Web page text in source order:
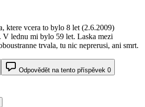
ktere vcera to bylo 8 let (2.6.2009)
V lednu mi bylo 59 let. Laska mezi
trvala, tu nic neprerusi, ani smrt.
Odpovědět na tento příspěvek 0